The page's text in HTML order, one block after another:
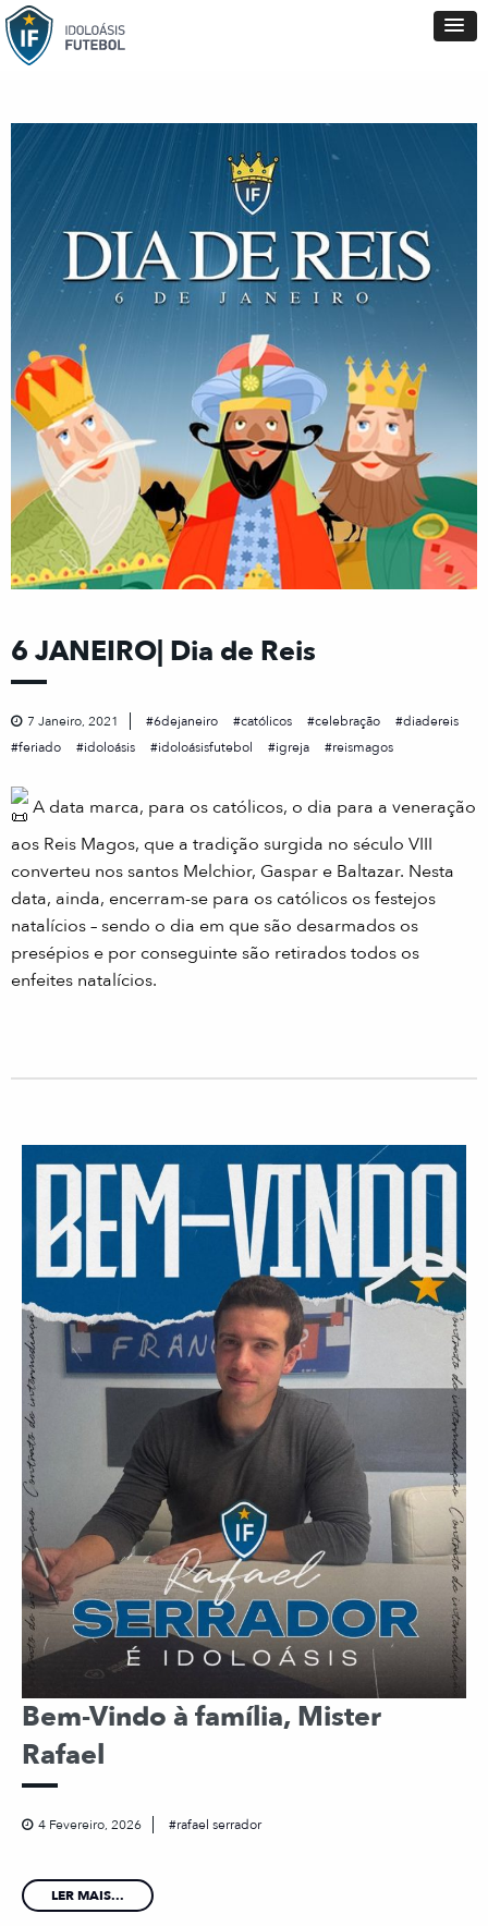
6 JANEIRO| Dia de Reis
7 Janeiro, 2021 6dejaneiro católicos celebração
diadereis
feriado
idoloásis idoloásisfutebol igreja reismagos
A data marca, para os católicos, o dia para a veneração
aos Reis Magos, que a tradição surgida no século VIII
converteu nos santos Melchior, Gaspar e Baltazar. Nesta
data, ainda, encerram-se para os católicos os festejos
natalícios – sendo o dia em que são desarmados os
presépios e por conseguinte são retirados todos os
enfeites natalícios.
Bem-Vindo à família, Mister
Rafael
4 Fevereiro, 2026 rafael serrador
LER MAIS...